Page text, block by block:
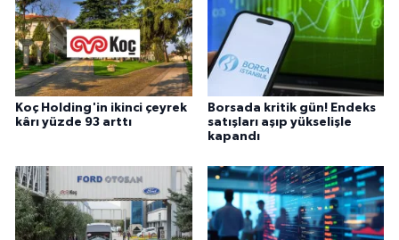
Koç Holding'in ikinci çeyrek
kârı yüzde 93 arttı
Borsada kritik gün! Endeks
satışları aşıp yükselişle
kapandı